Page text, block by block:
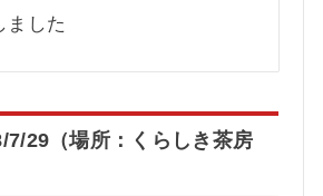
ました
7/29（場所：くらしき茶房